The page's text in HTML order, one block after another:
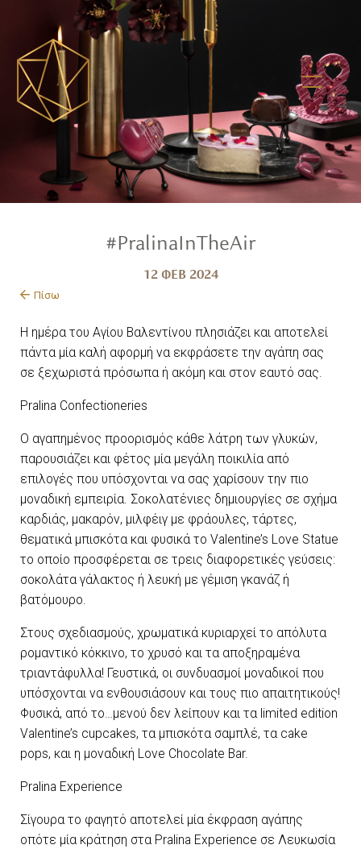
#PralinaInTheAir
12 ΦΕΒ 2024
Πίσω
Η ημέρα του Αγίου Βαλεντίνου πλησιάζει και αποτελεί
πάντα μία καλή αφορμή να εκφράσετε την αγάπη σας
σε ξεχωριστά πρόσωπα ή ακόμη και στον εαυτό σας.
Pralina Confectioneries
Ο αγαπημένος προορισμός κάθε λάτρη των γλυκών,
παρουσιάζει και φέτος μία μεγάλη ποικιλία από
επιλογές που υπόσχονται να σας χαρίσουν την πιο
μοναδική εμπειρία. Σοκολατένιες δημιουργίες σε σχήμα
καρδιάς, μακαρόν, μιλφέιγ με φράουλες, τάρτες,
θεματικά μπισκότα και φυσικά το Valentine’s Love Statue
το οποίο προσφέρεται σε τρεις διαφορετικές γεύσεις:
σοκολάτα γάλακτος ή λευκή με γέμιση γκανάζ ή
βατόμουρο.
Στους σχεδιασμούς, χρωματικά κυριαρχεί το απόλυτα
ρομαντικό κόκκινο, το χρυσό και τα αποξηραμένα
τριαντάφυλλα! Γευστικά, οι συνδυασμοί μοναδικοί που
υπόσχονται να ενθουσιάσουν και τους πιο απαιτητικούς!
Φυσικά, από το…μενού δεν λείπουν και τα limited edition
Valentine’s cupcakes, τα μπισκότα σαμπλέ, τα cake
pops, και η μοναδική Love Chocolate Bar.
Pralina Experience
Σίγουρα το φαγητό αποτελεί μία έκφραση αγάπης
οπότε μία κράτηση στα Pralina Experience σε Λευκωσία